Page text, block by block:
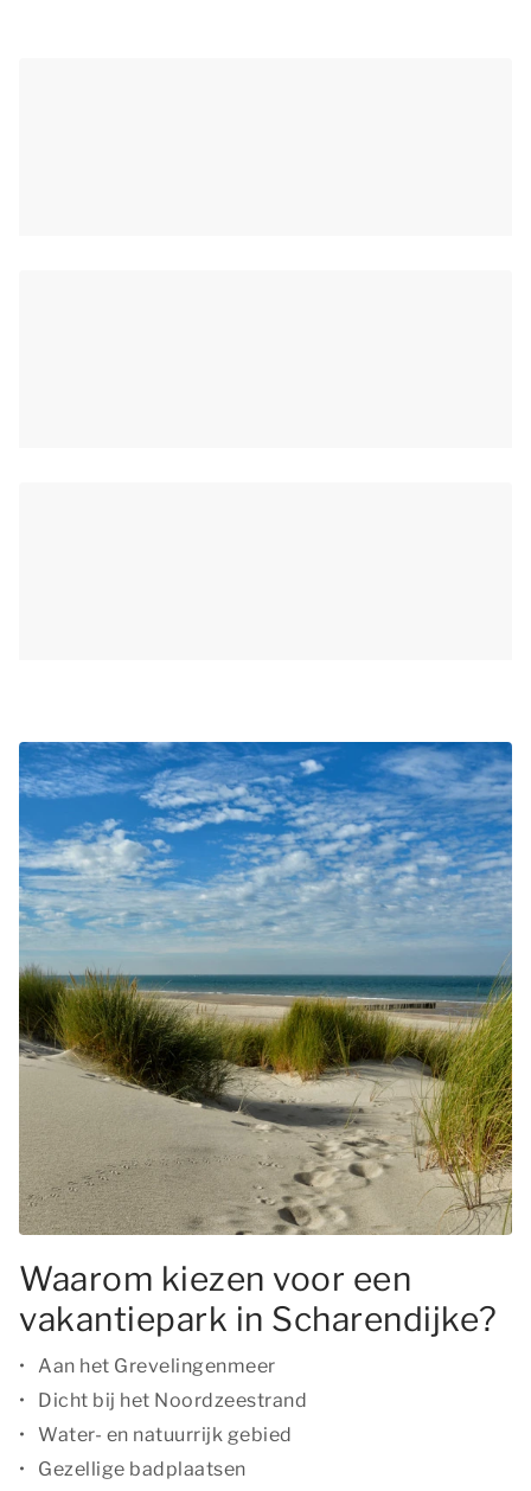
Waarom kiezen voor een
vakantiepark in Scharendijke?
Aan het Grevelingenmeer
Dicht bij het Noordzeestrand
Water- en natuurrijk gebied
Gezellige badplaatsen